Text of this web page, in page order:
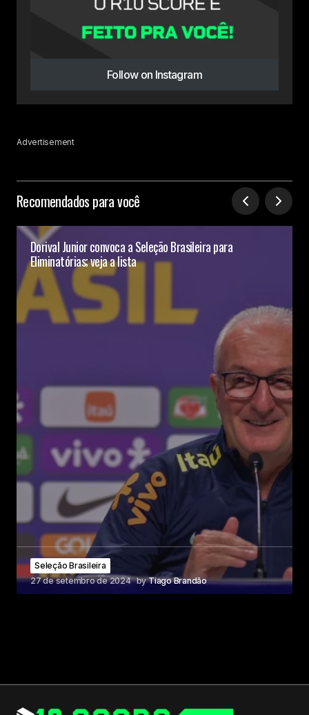
Follow on Instagram
Advertisement
Recomendados para você
Dorival Junior convoca a Seleção Brasileira para
Eliminatórias; veja a lista
Seleção Brasileira
27 de setembro de 2024 byTiago Brandão